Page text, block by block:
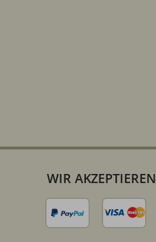
WIR AKZEPTIEREN